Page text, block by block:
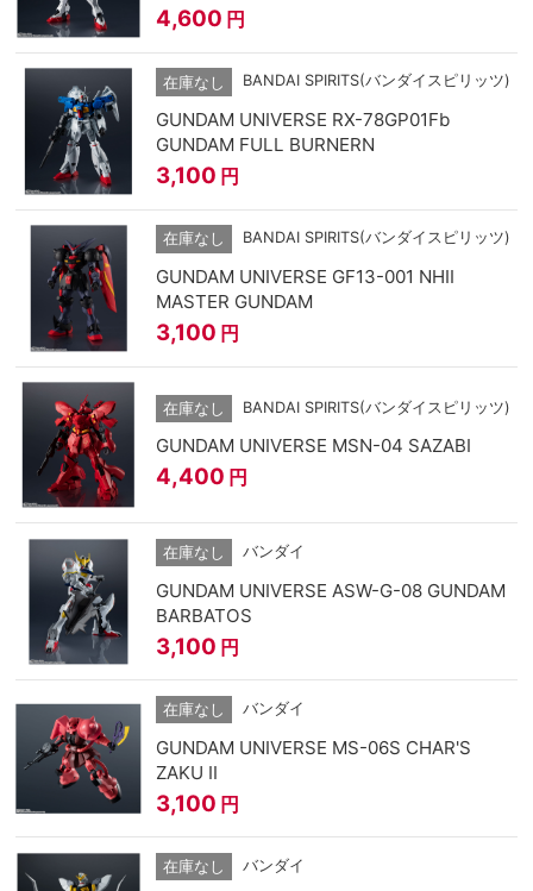
4,600 円
在庫なし BANDAI SPIRITS(バンダイスピリッツ)
GUNDAM UNIVERSE RX-78GP01Fb
GUNDAM FULL BURNERN
3,100 円
在庫なし BANDAI SPIRITS(バンダイスピリッツ)
GUNDAM UNIVERSE GF13-001 NHII
MASTER GUNDAM
3,100 円
在庫なし BANDAI SPIRITS(バンダイスピリッツ)
GUNDAM UNIVERSE MSN-04 SAZABI
4,400 円
在庫なし バンダイ
GUNDAM UNIVERSE ASW-G-08 GUNDAM
BARBATOS
3,100 円
在庫なし バンダイ
GUNDAM UNIVERSE MS-06S CHAR'S
ZAKU II
3,100 円
在庫なし バンダイ